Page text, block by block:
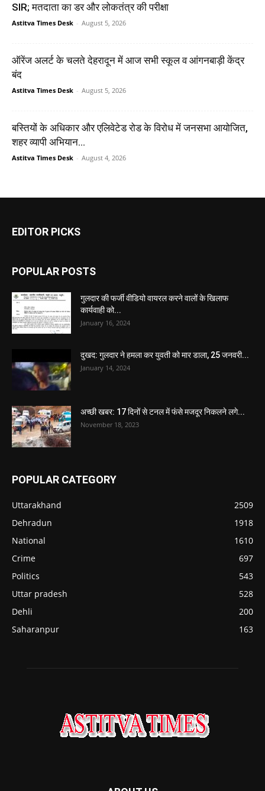
SIR; मतदाता का डर और लोकतंत्र की परीक्षा
Astitva Times Desk - August 5, 2026
ऑरेंज अलर्ट के चलते देहरादून में आज सभी स्कूल व आंगनबाड़ी केंद्र
बंद
Astitva Times Desk - August 5, 2026
बस्तियों के अधिकार और एलिवेटेड रोड के विरोध में जनसभा आयोजित,
शहर व्यापी अभियान...
Astitva Times Desk - August 4, 2026
EDITOR PICKS
POPULAR POSTS
गुलदार की फर्जी वीडियो वायरल करने वालों के खिलाफ
कार्यवाही को...
January 16, 2024
दुखद: गुलदार ने हमला कर युवती को मार डाला, 25 जनवरी...
January 14, 2024
अच्छी खबर: 17 दिनों से टनल में फंसे मजदूर निकलने लगे...
November 18, 2023
POPULAR CATEGORY
Uttarakhand
2509
Dehradun
1918
National
1610
Crime
697
Politics
543
Uttar pradesh
528
Dehli
200
Saharanpur
163